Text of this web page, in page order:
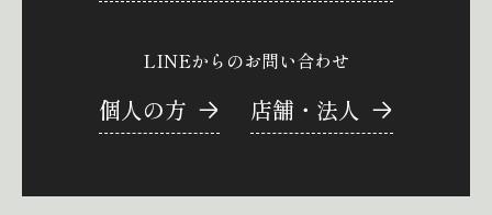
LINEからのお問い合わせ
個人の方 店舗・法人